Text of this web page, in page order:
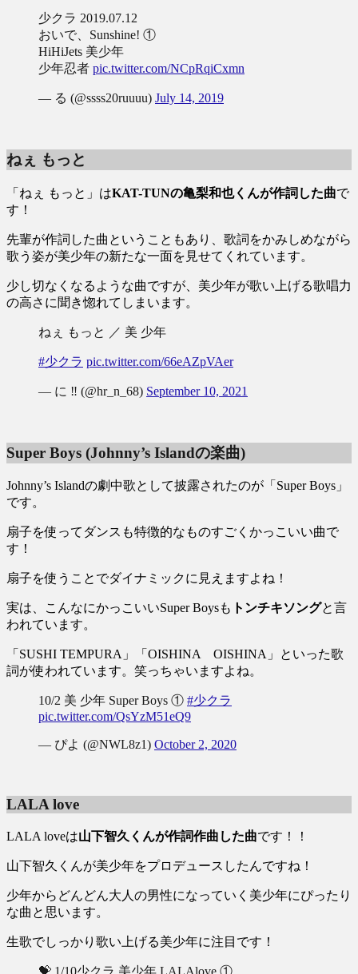
少クラ 2019.07.12
おいで、Sunshine! ①
HiHiJets 美少年
少年忍者 pic.twitter.com/NCpRqiCxmn
— る (@ssss20ruuuu) July 14, 2019
ねぇ もっと
「ねぇ もっと」はKAT-TUNの亀梨和也くんが作詞した曲で
す！
先輩が作詞した曲ということもあり、歌詞をかみしめながら
歌う姿が美少年の新たな一面を見せてくれています。
少し切なくなるような曲ですが、美少年が歌い上げる歌唱力
の高さに聞き惚れてしまいます。
ねぇ もっと ／ 美 少年
#少クラ pic.twitter.com/66eAZpVAer
— に ‼️ (@hr_n_68) September 10, 2021
Super Boys (Johnny’s Islandの楽曲)
Johnny’s Islandの劇中歌として披露されたのが「Super Boys」
です。
扇子を使ってダンスも特徴的なものすごくかっこいい曲で
す！
扇子を使うことでダイナミックに見えますよね！
実は、こんなにかっこいいSuper Boysも トンチキソングと言
われています。
「SUSHI TEMPURA」「OISHINA OISHINA」といった歌
詞が使われています。笑っちゃいますよね。
10/2 美 少年 Super Boys ① #少クラ
pic.twitter.com/QsYzM51eQ9
— ぴよ (@NWL8z1) October 2, 2020
LALA love
LALA loveは山下智久くんが作詞作曲した曲です！！
山下智久くんが美少年をプロデュースしたんですね！
少年からどんどん大人の男性になっていく美少年にぴったり
な曲と思います。
生歌でしっかり歌い上げる美少年に注目です！
💝 1/10少クラ 美少年 LALAlove ①